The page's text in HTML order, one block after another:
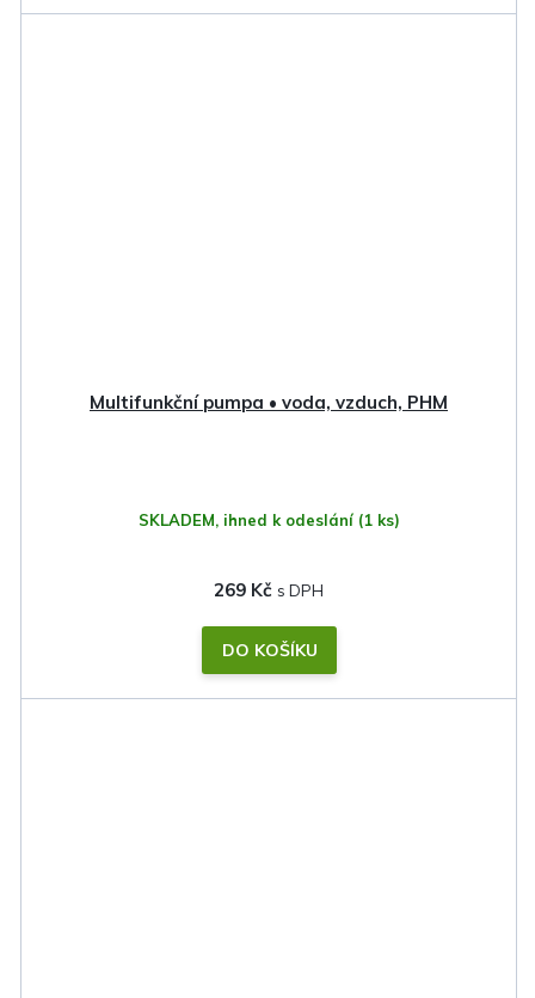
Multifunkční pumpa • voda, vzduch, PHM
SKLADEM, ihned k odeslání (1 ks)
269 Kč
DO KOŠÍKU